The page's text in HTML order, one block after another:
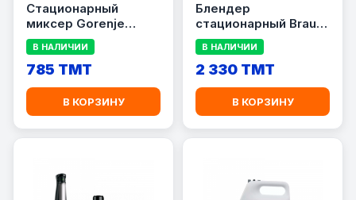
Стационарный
миксер Gorenje
M500DCS
В НАЛИЧИИ
785 TMT
В КОРЗИНУ
Блендер
стационарный Braun
JB7550BK
В НАЛИЧИИ
2 330 TMT
В КОРЗИНУ